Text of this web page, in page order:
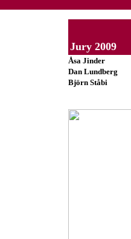
Jury 2009
Åsa Jinder
Dan Lundberg
Björn Ståbi